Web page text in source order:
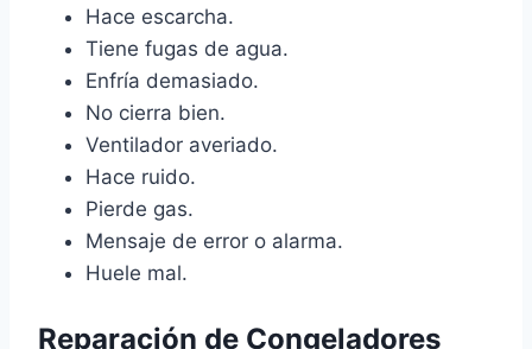
Hace escarcha.
Tiene fugas de agua.
Enfría demasiado.
No cierra bien.
Ventilador averiado.
Hace ruido.
Pierde gas.
Mensaje de error o alarma.
Huele mal.
Reparación de Congeladores